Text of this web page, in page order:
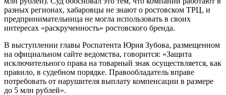
разных регионах, хабаровцы не знают о ростовском ТРЦ, и
предпринимательница не могла использовать в своих
интересах «раскрученность» ростовского бренда.
В выступлении главы Роспатента Юрия Зубова, размещенном
на официальном сайте ведомства, говорится: «Защита
исключительного права на товарный знак осуществляется, как
правило, в судебном порядке. Правообладатель вправе
потребовать от нарушителя выплату компенсации в размере
до 5 млн рублей».